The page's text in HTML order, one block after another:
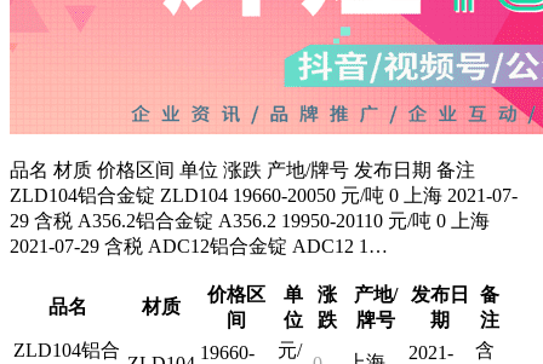
品名 材质 价格区间 单位 涨跌 产地/牌号 发布日期 备注
ZLD104铝合金锭 ZLD104 19660-20050 元/吨 0 上海 2021-07-
29 含税 A356.2铝合金锭 A356.2 19950-20110 元/吨 0 上海
2021-07-29 含税 ADC12铝合金锭 ADC12 1…
品名 材质
价格区
间
单
位
涨
跌
产地/
牌号
发布日
期
备
注
ZLD104铝合
19660-
元/
2021-
含